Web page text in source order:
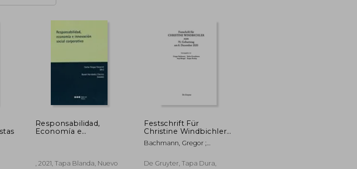
Responsabilidad,
Economía e
, 2021, Tapa Blanda, Nuevo
Festschrift Für
Christine Windbichler
Zum 70. Geburtstag
Am 8. Dezember 2020
Bachmann, Gregor ;
Mengel, Anja
De Gruyter, Tapa Dura,